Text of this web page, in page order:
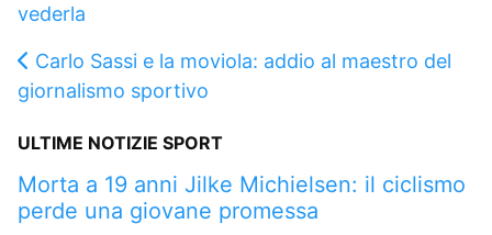
vederla
Carlo Sassi e la moviola: addio al maestro del
giornalismo sportivo
ULTIME NOTIZIE SPORT
Morta a 19 anni Jilke Michielsen: il ciclismo
perde una giovane promessa